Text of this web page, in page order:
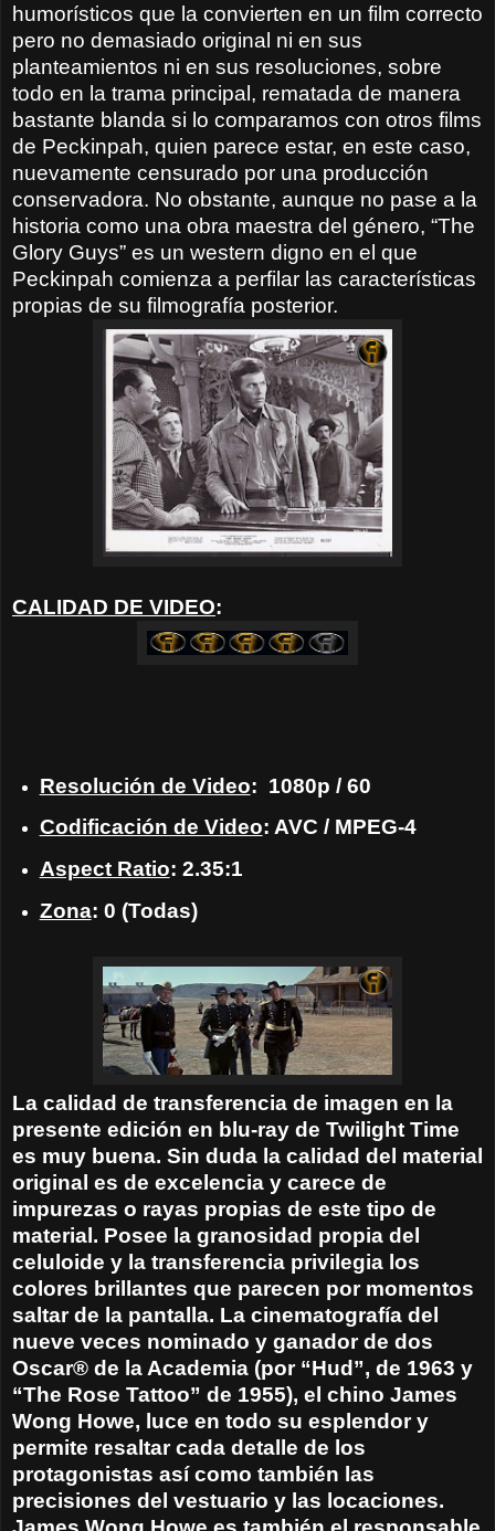
humorísticos que la convierten en un film correcto
pero no demasiado original ni en sus
planteamientos ni en sus resoluciones, sobre
todo en la trama principal, rematada de manera
bastante blanda si lo comparamos con otros films
de Peckinpah, quien parece estar, en este caso,
nuevamente censurado por una producción
conservadora. No obstante, aunque no pase a la
historia como una obra maestra del género, “The
Glory Guys” es un western digno en el que
Peckinpah comienza a perfilar las características
propias de su filmografía posterior.
CALIDAD DE VIDEO:
Resolución de Video: 1080p / 60
Codificación de Video: AVC / MPEG-4
Aspect Ratio: 2.35:1
Zona: 0 (Todas)
La calidad de transferencia de imagen en la
presente edición en blu-ray de Twilight Time
es muy buena. Sin duda la calidad del material
original es de excelencia y carece de
impurezas o rayas propias de este tipo de
material. Posee la granosidad propia del
celuloide y la transferencia privilegia los
colores brillantes que parecen por momentos
saltar de la pantalla. La cinematografía del
nueve veces nominado y ganador de dos
Oscar® de la Academia (por “Hud”, de 1963 y
“The Rose Tattoo” de 1955), el chino James
Wong Howe, luce en todo su esplendor y
permite resaltar cada detalle de los
protagonistas así como también las
precisiones del vestuario y las locaciones.